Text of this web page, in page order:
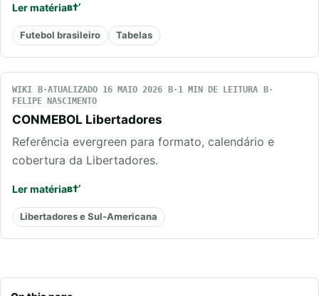
Ler matéria
Futebol brasileiro Tabelas
WIKI ATUALIZADO 16 MAIO 2026
1 MIN DE LEITURA
FELIPE NASCIMENTO
CONMEBOL Libertadores
Referência evergreen para formato, calendário e
cobertura da Libertadores.
Ler matéria
Libertadores e Sul-Americana